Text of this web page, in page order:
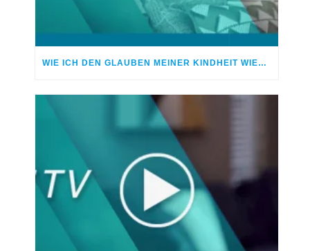
WIE ICH DEN GLAUBEN MEINER KINDHEIT WIEDERFAND